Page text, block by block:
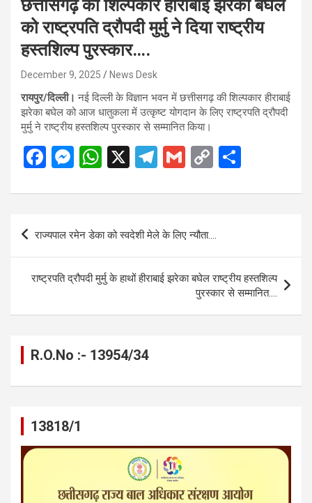
छत्तीसगढ़ की शिल्पकार हीराबाई झरेका बघेल
को राष्ट्रपति द्रौपदी मुर्मु ने दिया राष्ट्रीय
हस्तशिल्प पुरस्कार….
December 9, 2025 News Desk
रायपुर/दिल्ली।नई दिल्ली के विज्ञान भवन में छत्तीसगढ़ की शिल्पकार हीराबाई
झरेका बघेल को आज धातुकला में उत्कृष्ट योगदान के लिए राष्ट्रपति द्रौपदी
मुर्मु ने राष्ट्रीय हस्तशिल्प पुरस्कार से सम्मानित किया।
F
ce
o
o
k
M
se
n
g
er
W
at
A
p
p
X
T
e
gr
a
m
G
ail
C
py
n
k
ar
Post
राज्यपाल रमेन डेका को स्वदेशी मेले के लिए न्यौता….
राष्ट्रपति द्रौपदी मुर्मु के हाथों हीराबाई झरेका बघेल राष्ट्रीय हस्तशिल्प
पुरस्कार से सम्मानित….
R.O.No :- 13954/34
13818/1